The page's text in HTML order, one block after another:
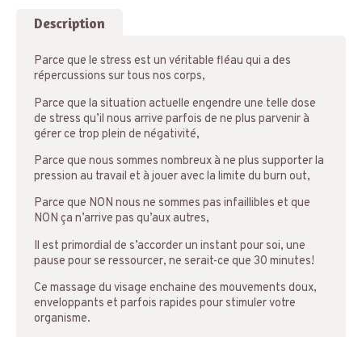
Description
Parce que le stress est un véritable fléau qui a des
répercussions sur tous nos corps,
Parce que la situation actuelle engendre une telle dose
de stress qu’il nous arrive parfois de ne plus parvenir à
gérer ce trop plein de négativité,
Parce que nous sommes nombreux à ne plus supporter la
pression au travail et à jouer avec la limite du burn out,
Parce que NON nous ne sommes pas infaillibles et que
NON ça n’arrive pas qu’aux autres,
Il est primordial de s’accorder un instant pour soi, une
pause pour se ressourcer, ne serait-ce que 30 minutes!
Ce massage du visage enchaine des mouvements doux,
enveloppants et parfois rapides pour stimuler votre
organisme.